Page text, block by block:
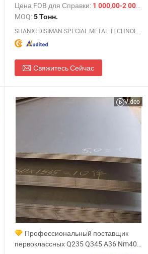
/ Тонн.Цена FOB для Справки: 1 000,00-2 000,00 $
MOQ:5 Тонн.
Свяжитесь Сейчас
Video
Профессиональный поставщик
первоклассных Q235 Q345 A36 Nm400